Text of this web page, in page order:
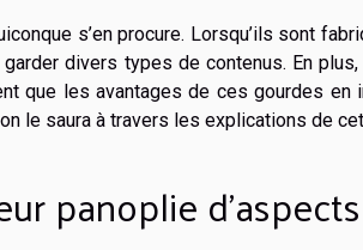
s’en procure. Lorsqu’ils sont
divers types de contenus. En
que les avantages de ces gourdes en
le saura à travers les explications de
panoplie